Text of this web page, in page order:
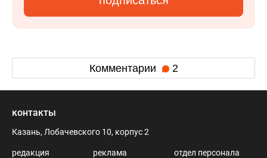
Комментарии 2
контакты
Казань, Лобачевского 10, корпус 2
редакция
реклама
отдел персонала